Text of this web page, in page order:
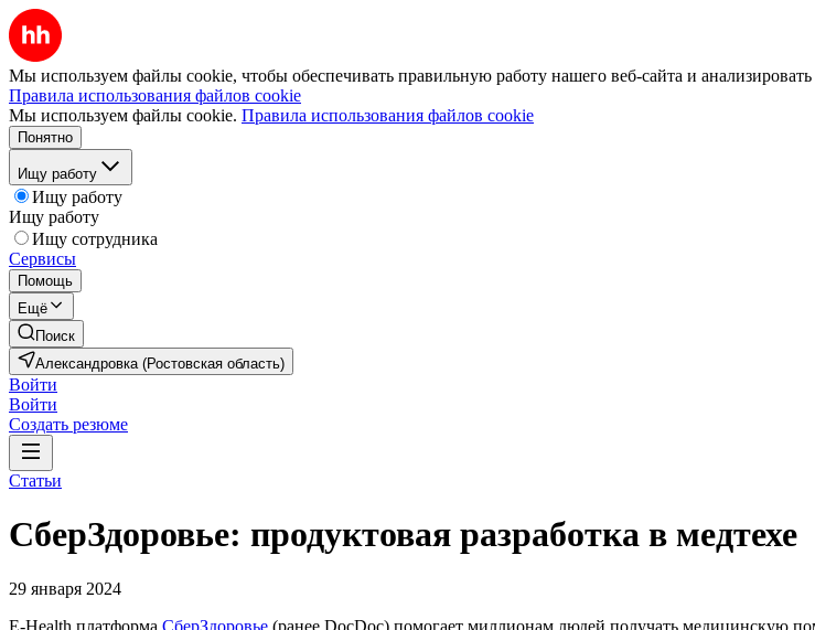
Мы используем файлы cookie, чтобы обеспечивать правильную работу нашего веб-сайта и анализировать
Правила использования файлов cookie
Мы используем файлы cookie. Правила использования файлов cookie
Понятно
Ищу работу
Ищу работу
Ищу работу
Ищу сотрудника
Сервисы
Помощь
Ещё
Поиск
Александровка (Ростовская область)
Войти
Войти
Создать резюме
Статьи
СберЗдоровье: продуктовая разработка в медтехе
29 января 2024
E-Health платформа СберЗдоровье (ранее DocDoc) помогает миллионам людей получать медицинскую